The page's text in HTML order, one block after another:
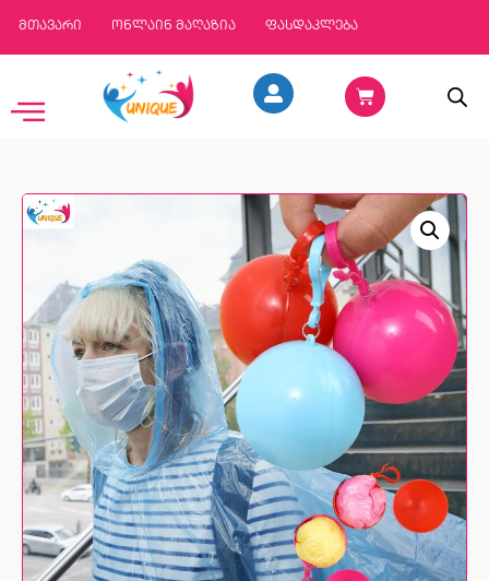
მთავარი ონლაინ მაღაზია ფასდაკლება